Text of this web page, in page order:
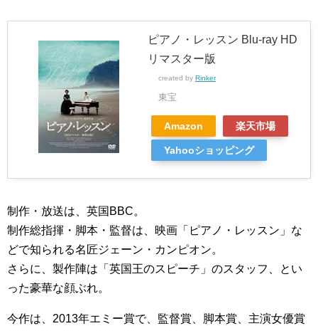
ピアノ・レッスン Blu-ray HD
リマスター版
created by Rinker
東宝
Amazon 楽天市場
Yahooショッピング
制作・放送は、英国BBC。
制作総指揮・脚本・監督は、映画「ピアノ・レッスン」な
どで知られる名匠ジェーン・カンピオン。
さらに、製作陣は「英国王のスピーチ」のスタッフ、とい
った豪華な顔ぶれ。
今作は、2013年エミー賞で、監督賞、脚本賞、主演女優賞